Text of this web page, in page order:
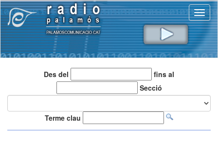
Des del
fins al
Secció
Terme clau